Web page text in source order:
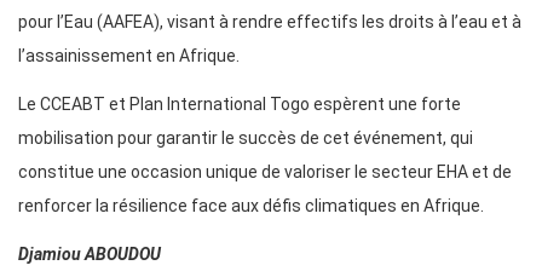
pour l’Eau (AAFEA), visant à rendre effectifs les droits à l’eau et à
l’assainissement en Afrique.
Le CCEABT et Plan International Togo espèrent une forte
mobilisation pour garantir le succès de cet événement, qui
constitue une occasion unique de valoriser le secteur EHA et de
renforcer la résilience face aux défis climatiques en Afrique.
Djamiou ABOUDOU